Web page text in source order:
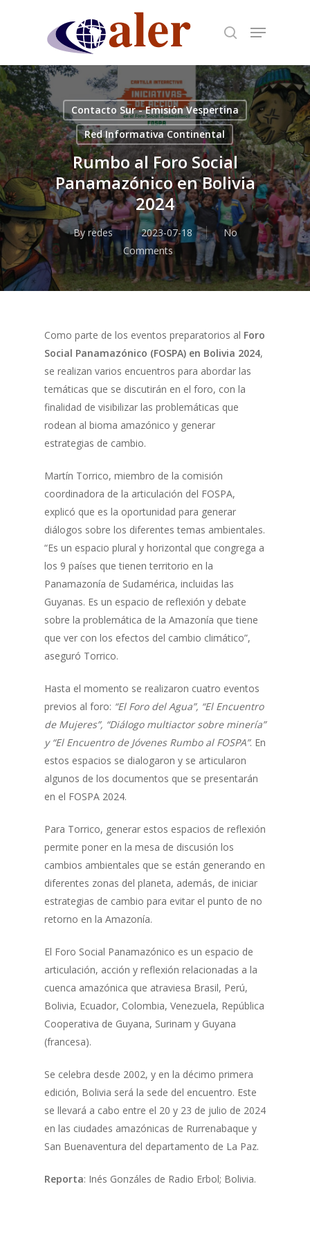
content
Contacto Sur - Emisión Vespertina
Red Informativa Continental
Rumbo al Foro Social
Panamazónico en Bolivia
2024
By redes 2023-07-18
No
Comments
Como parte de los eventos preparatorios al Foro
Social Panamazónico (FOSPA) en Bolivia 2024,
se realizan varios encuentros para abordar las
temáticas que se discutirán en el foro, con la
finalidad de visibilizar las problemáticas que
rodean al bioma amazónico y generar
estrategias de cambio.
Martín Torrico, miembro de la comisión
coordinadora de la articulación del FOSPA,
explicó que es la oportunidad para generar
diálogos sobre los diferentes temas ambientales.
“Es un espacio plural y horizontal que congrega a
los 9 países que tienen territorio en la
Panamazonía de Sudamérica, incluidas las
Guyanas. Es un espacio de reflexión y debate
sobre la problemática de la Amazonía que tiene
que ver con los efectos del cambio climático”,
aseguró Torrico.
Hasta el momento se realizaron cuatro eventos
previos al foro: “El Foro del Agua”, “El Encuentro
de Mujeres”, “Diálogo multiactor sobre minería”
y “El Encuentro de Jóvenes Rumbo al FOSPA”. En
estos espacios se dialogaron y se articularon
algunos de los documentos que se presentarán
en el FOSPA 2024.
Para Torrico, generar estos espacios de reflexión
permite poner en la mesa de discusión los
cambios ambientales que se están generando en
diferentes zonas del planeta, además, de iniciar
estrategias de cambio para evitar el punto de no
retorno en la Amazonía.
El Foro Social Panamazónico es un espacio de
articulación, acción y reflexión relacionadas a la
cuenca amazónica que atraviesa Brasil, Perú,
Bolivia, Ecuador, Colombia, Venezuela, República
Cooperativa de Guyana, Surinam y Guyana
(francesa).
Se celebra desde 2002, y en la décimo primera
edición, Bolivia será la sede del encuentro. Este
se llevará a cabo entre el 20 y 23 de julio de 2024
en las ciudades amazónicas de Rurrenabaque y
San Buenaventura del departamento de La Paz.
Reporta: Inés Gonzáles de Radio Erbol; Bolivia.